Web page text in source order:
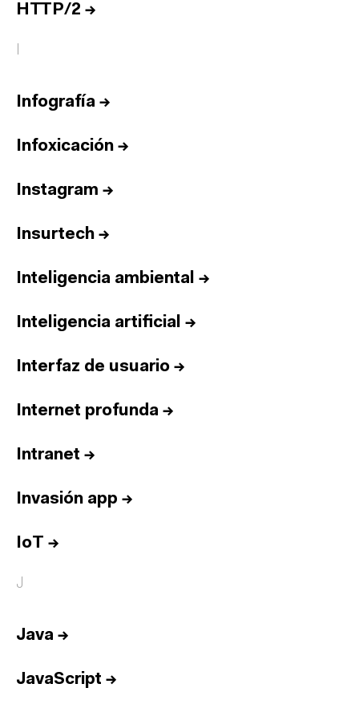
HTTP/2 →
I
Infografía →
Infoxicación →
Instagram →
Insurtech →
Inteligencia ambiental →
Inteligencia artificial →
Interfaz de usuario →
Internet profunda →
Intranet →
Invasión app →
IoT →
J
Java →
JavaScript →